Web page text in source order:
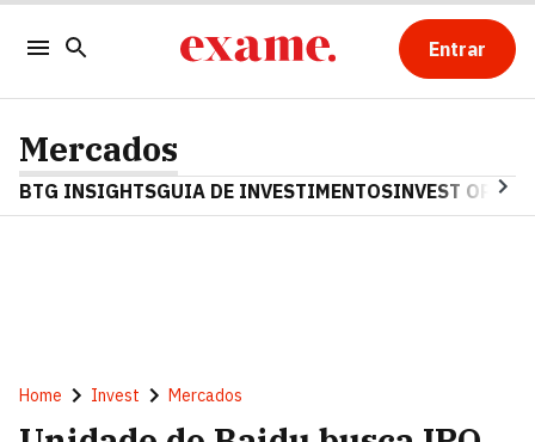
Entrar
Mercados
BTG INSIGHTSGUIA DE INVESTIMENTOSINVEST OPINA
Home Invest Mercados